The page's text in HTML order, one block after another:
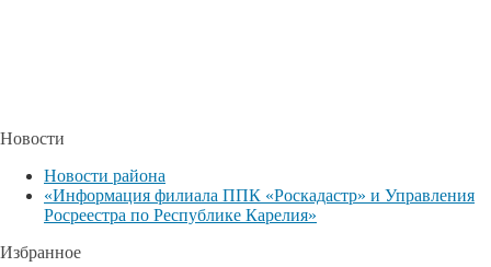
Новости
Новости района
«Информация филиала ППК «Роскадастр» и Управления
Росреестра по Республике Карелия»
Избранное